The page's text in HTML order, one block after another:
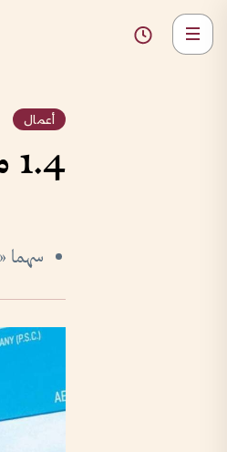
أعمال
1.4 مليار درهم سيولة الأسهم المحلية وسط تباين المؤشرات
سهما